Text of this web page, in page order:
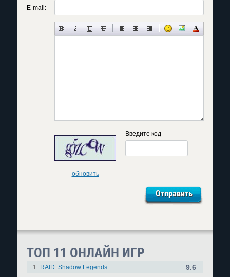
E-mail:
обновить
Введите код
ТОП 11 ОНЛАЙН ИГР
1. RAID: Shadow Legends 9.6